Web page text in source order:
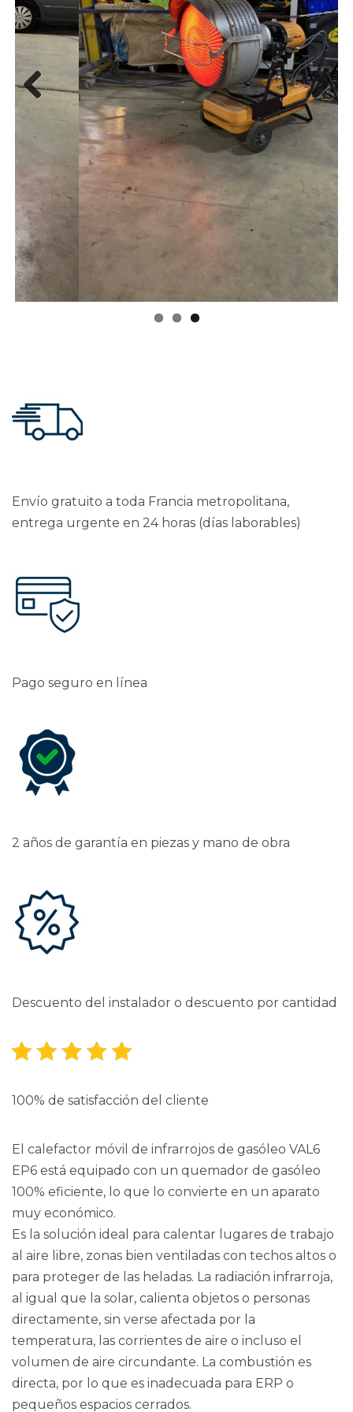
Previous Next
Envío gratuito a toda Francia metropolitana,
entrega urgente en 24 horas (días laborables)
Pago seguro en línea
2 años de garantía en piezas y mano de obra
Descuento del instalador o descuento por cantidad
100% de satisfacción del cliente
El calefactor móvil de infrarrojos de gasóleo VAL6
EP6 está equipado con un quemador de gasóleo
100% eficiente, lo que lo convierte en un aparato
muy económico.
Es la solución ideal para calentar lugares de trabajo
al aire libre, zonas bien ventiladas con techos altos o
para proteger de las heladas. La radiación infrarroja,
al igual que la solar, calienta objetos o personas
directamente, sin verse afectada por la
temperatura, las corrientes de aire o incluso el
volumen de aire circundante. La combustión es
directa, por lo que es inadecuada para ERP o
pequeños espacios cerrados.